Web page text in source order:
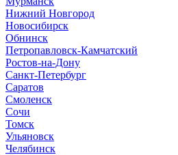
Нижний Новгород
Новосибирск
Обнинск
Петропавловск-Камчатский
Ростов-на-Дону
Санкт-Петербург
Саратов
Смоленск
Сочи
Томск
Ульяновск
Челябинск